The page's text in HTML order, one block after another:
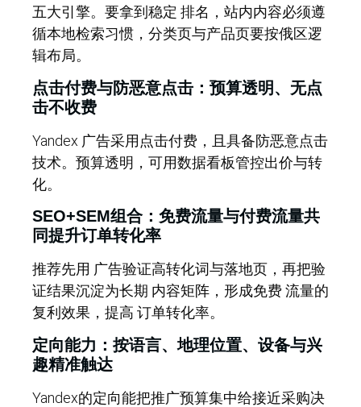
五大引擎。要拿到稳定 排名，站内内容必须遵
循本地检索习惯，分类页与产品页要按俄区逻
辑布局。
点击付费与防恶意点击：预算透明、无点
击不收费
Yandex 广告采用点击付费，且具备防恶意点击
技术。预算透明，可用数据看板管控出价与转
化。
SEO+SEM组合：免费流量与付费流量共
同提升订单转化率
推荐先用 广告验证高转化词与落地页，再把验
证结果沉淀为长期 内容矩阵，形成免费 流量的
复利效果，提高 订单转化率。
定向能力：按语言、地理位置、设备与兴
趣精准触达
Yandex的定向能把推广预算集中给接近采购决